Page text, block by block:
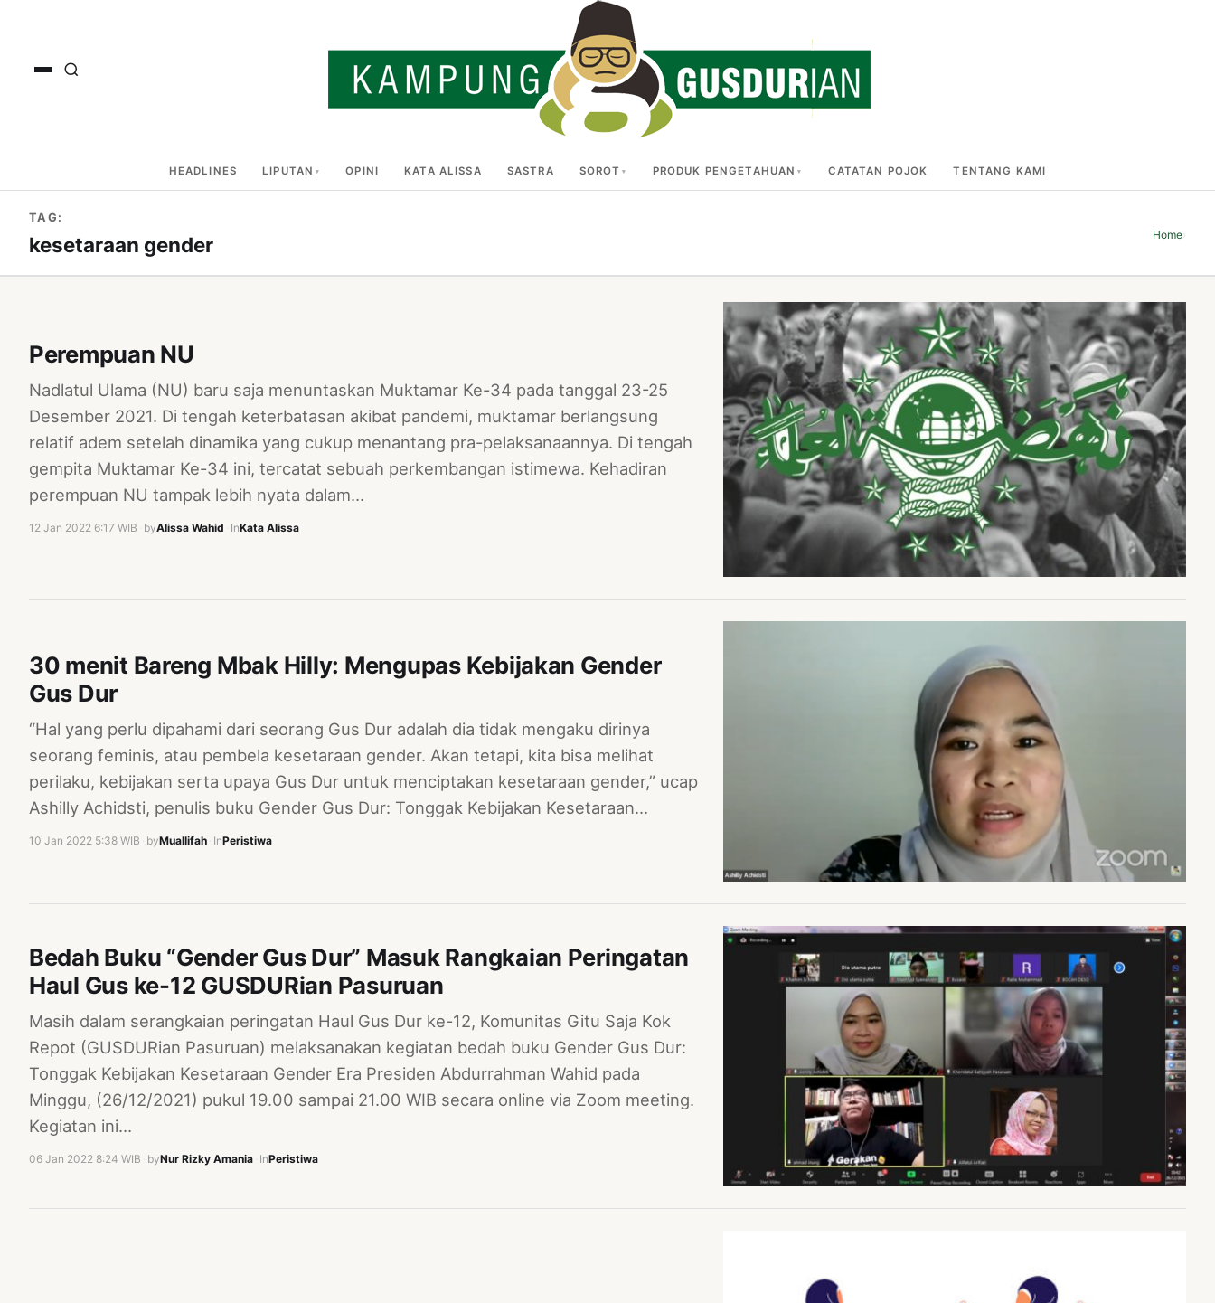
HEADLINES LIPUTAN OPINI KATA ALISSA SASTRA SOROT PRODUK PENGETAHUAN CATATAN POJOK TENTANG KAMI
TAG:
kesetaraan gender Home›
Perempuan NU
Nadlatul Ulama (NU) baru saja menuntaskan Muktamar Ke-34 pada tanggal 23-25
Desember 2021. Di tengah keterbatasan akibat pandemi, muktamar berlangsung
relatif adem setelah dinamika yang cukup menantang pra-pelaksanaannya. Di tengah
gempita Muktamar Ke-34 ini, tercatat sebuah perkembangan istimewa. Kehadiran
perempuan NU tampak lebih nyata dalam…
12 Jan 2022 6:17 WIB byAlissa Wahid InKata Alissa
30 menit Bareng Mbak Hilly: Mengupas Kebijakan Gender
Gus Dur
“Hal yang perlu dipahami dari seorang Gus Dur adalah dia tidak mengaku dirinya
seorang feminis, atau pembela kesetaraan gender. Akan tetapi, kita bisa melihat
perilaku, kebijakan serta upaya Gus Dur untuk menciptakan kesetaraan gender,” ucap
Ashilly Achidsti, penulis buku Gender Gus Dur: Tonggak Kebijakan Kesetaraan…
10 Jan 2022 5:38 WIB byMuallifah InPeristiwa
Bedah Buku “Gender Gus Dur” Masuk Rangkaian Peringatan
Haul Gus ke-12 GUSDURian Pasuruan
Masih dalam serangkaian peringatan Haul Gus Dur ke-12, Komunitas Gitu Saja Kok
Repot (GUSDURian Pasuruan) melaksanakan kegiatan bedah buku Gender Gus Dur:
Tonggak Kebijakan Kesetaraan Gender Era Presiden Abdurrahman Wahid pada
Minggu, (26/12/2021) pukul 19.00 sampai 21.00 WIB secara online via Zoom meeting.
Kegiatan ini…
06 Jan 2022 8:24 WIB byNur Rizky Amania InPeristiwa